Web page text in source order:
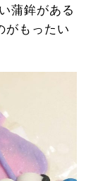
蒲鉾がある
がもったい